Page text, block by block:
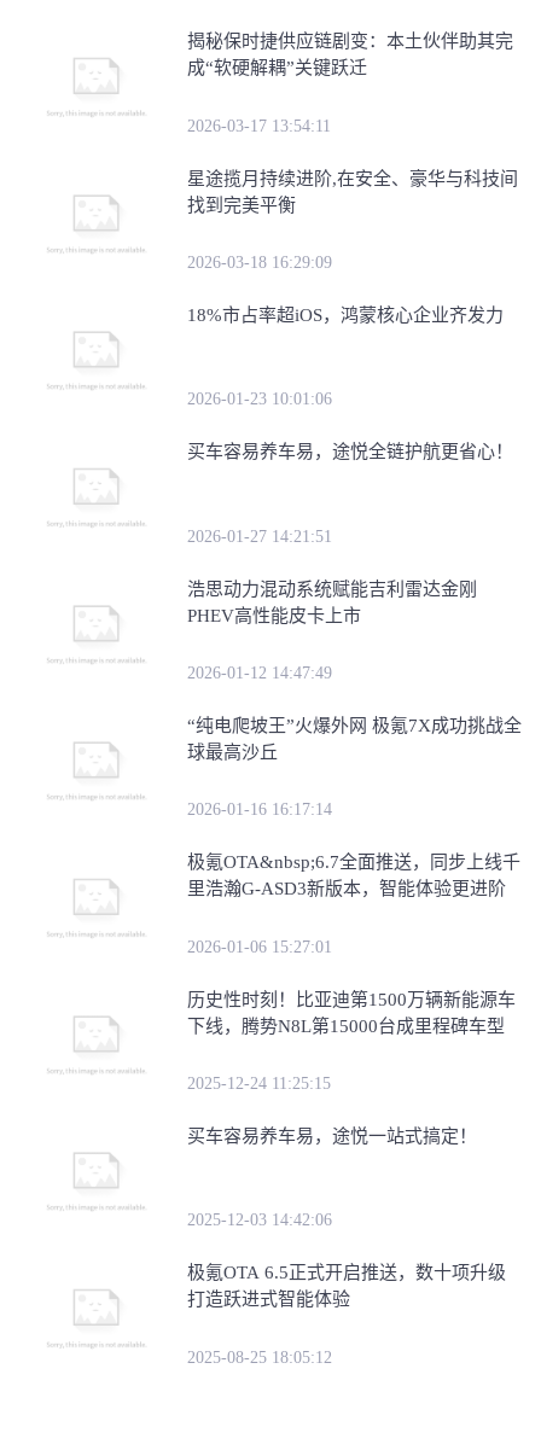
​揭秘保时捷供应链剧变：本土伙伴助其完
成“软硬解耦”关键跃迁
2026-03-17 13:54:11
星途揽月持续进阶,在安全、豪华与科技间
找到完美平衡
2026-03-18 16:29:09
18%市占率超iOS，鸿蒙核心企业齐发力
2026-01-23 10:01:06
买车容易养车易，途悦全链护航更省心！
2026-01-27 14:21:51
浩思动力混动系统赋能吉利雷达金刚
PHEV高性能皮卡上市
2026-01-12 14:47:49
“纯电爬坡王”火爆外网 极氪7X成功挑战全
球最高沙丘
2026-01-16 16:17:14
极氪OTA&nbsp;6.7全面推送，同步上线千
里浩瀚G-ASD3新版本，智能体验更进阶
2026-01-06 15:27:01
历史性时刻！比亚迪第1500万辆新能源车
下线，腾势N8L第15000台成里程碑车型
2025-12-24 11:25:15
买车容易养车易，途悦一站式搞定！
2025-12-03 14:42:06
极氪OTA 6.5正式开启推送，数十项升级
打造跃进式智能体验
2025-08-25 18:05:12